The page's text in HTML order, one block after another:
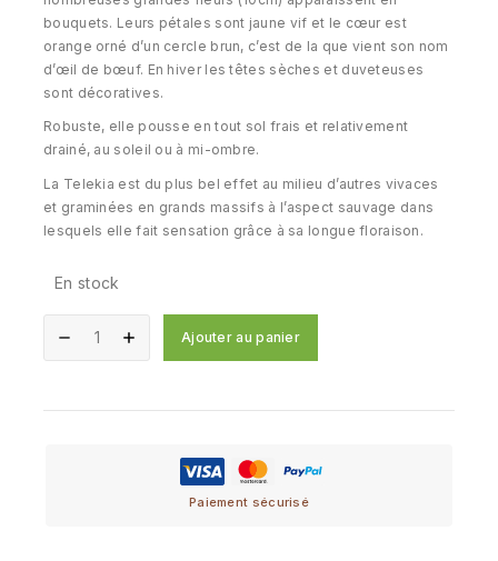
bouquets. Leurs pétales sont jaune vif et le cœur est
orange orné d’un cercle brun, c’est de la que vient son nom
d’œil de bœuf. En hiver les têtes sèches et duveteuses
sont décoratives.
Robuste, elle pousse en tout sol frais et relativement
drainé, au soleil ou à mi-ombre.
La Telekia est du plus bel effet au milieu d’autres vivaces
et graminées en grands massifs à l’aspect sauvage dans
lesquels elle fait sensation grâce à sa longue floraison.
En stock
Ajouter au panier
Paiement sécurisé